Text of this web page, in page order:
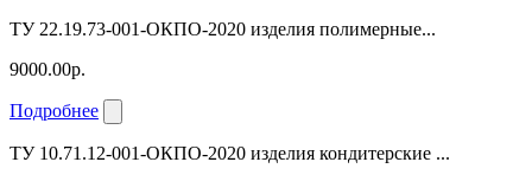
ТУ 22.19.73-001-ОКПО-2020 изделия полимерные...
9000.00р.
Подробнее
ТУ 10.71.12-001-ОКПО-2020 изделия кондитерские ...